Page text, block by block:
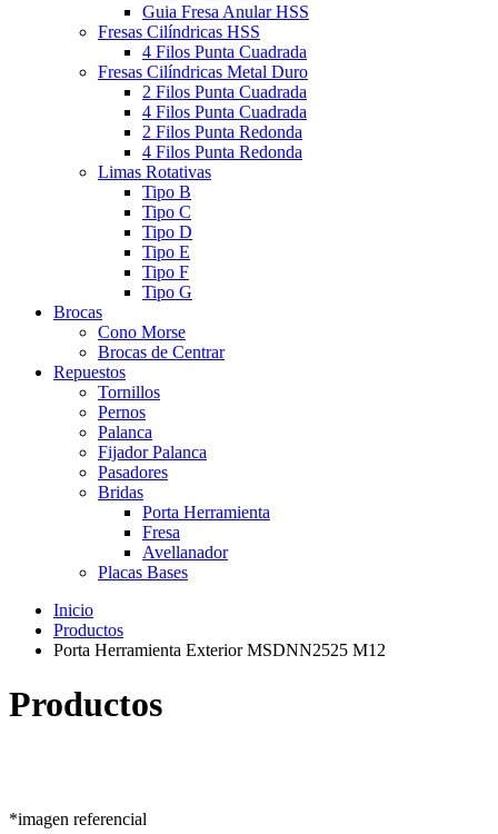
Guia Fresa Anular HSS
Fresas Cilíndricas HSS
4 Filos Punta Cuadrada
Fresas Cilíndricas Metal Duro
2 Filos Punta Cuadrada
4 Filos Punta Cuadrada
2 Filos Punta Redonda
4 Filos Punta Redonda
Limas Rotativas
Tipo B
Tipo C
Tipo D
Tipo E
Tipo F
Tipo G
Brocas
Cono Morse
Brocas de Centrar
Repuestos
Tornillos
Pernos
Palanca
Fijador Palanca
Pasadores
Bridas
Porta Herramienta
Fresa
Avellanador
Placas Bases
Inicio
Productos
Porta Herramienta Exterior MSDNN2525 M12
Productos
*imagen referencial